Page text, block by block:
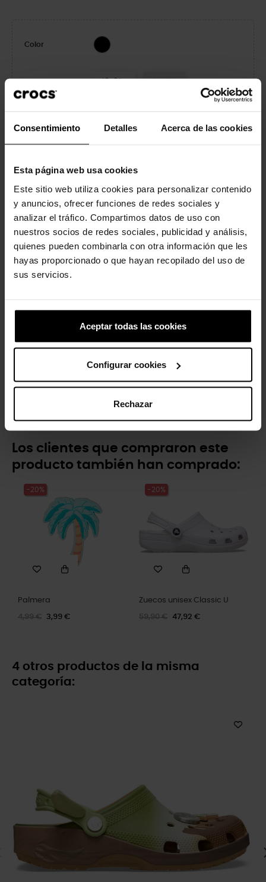
Consentimiento Detalles Acerca de las cookies
Esta página web usa cookies
Este sitio web utiliza cookies para personalizar contenido
y anuncios, ofrecer funciones de redes sociales y
analizar el tráfico. Compartimos datos de uso con
nuestros socios de redes sociales, publicidad y análisis,
quienes pueden combinarla con otra información que les
hayas proporcionado o que hayan recopilado del uso de
sus servicios.
Aceptar todas las cookies
Configurar cookies
Rechazar
Color Black
19-20 20-21
24-25 25-26
AÑADIR A LA CESTA
ÚLTIMAS UNIDADES EN STOCK
Detalles del producto
Referencia 210502
Los clientes que compraron este
producto también han comprado:
-20%
Palmera
4,99 € 3,99 €
-20%
Zuecos unisex Classic U
59,90 € 47,92 €
4 otros productos de la misma
categoría: